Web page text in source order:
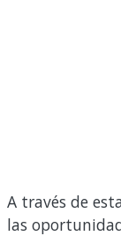
A través de
las